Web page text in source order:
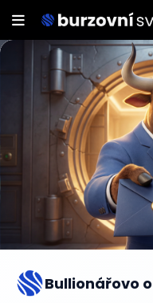
Bullionářovo
Sekundární trh
obchodovány již
sekundárním trhu
dluhopisů mezi
nebo získat likviditu.
se mohou lišit od jejich